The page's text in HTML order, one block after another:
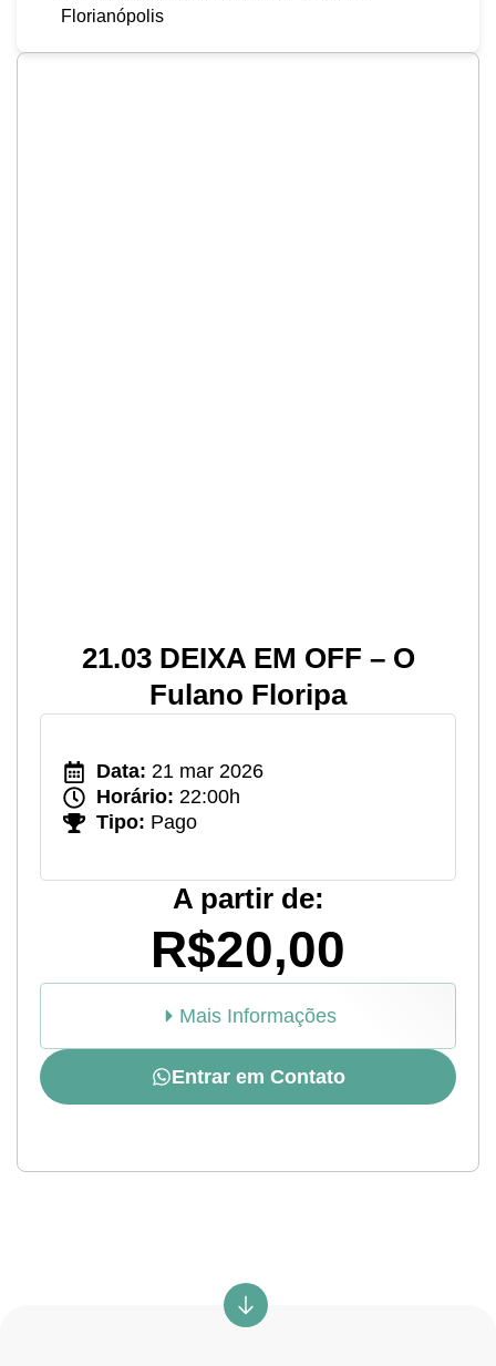
Florianópolis
21.03 DEIXA EM OFF – O
Fulano Floripa
Data: 21 mar 2026
Horário: 22:00h
Tipo: Pago
A partir de:
R$20,00
Mais Informações
Entrar em Contato